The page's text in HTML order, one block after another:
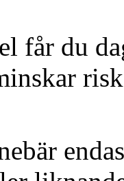
får du